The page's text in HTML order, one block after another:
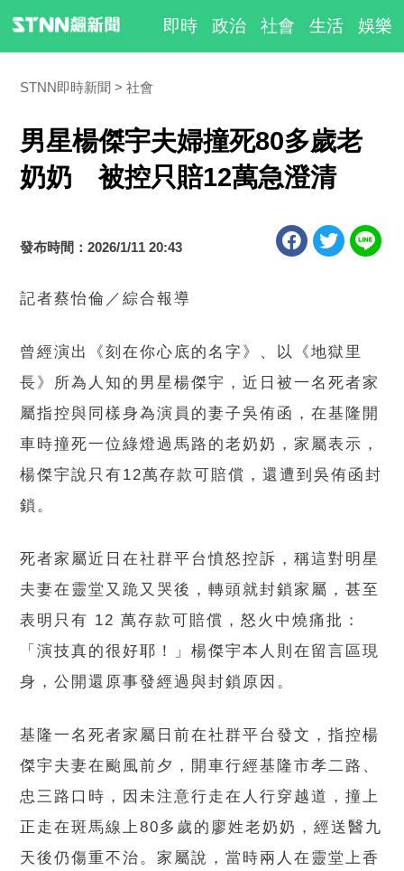
即時 政治 社會 生活 娛樂
STNN即時新聞 社會
男星楊傑宇夫婦撞死80多歲老
奶奶 被控只賠12萬急澄清
發布時間：2026/1/11 20:43
記者蔡怡倫／綜合報導
曾經演出《刻在你心底的名字》、以《地獄里
長》所為人知的男星楊傑宇，近日被一名死者家
屬指控與同樣身為演員的妻子吳侑函，在基隆開
車時撞死一位綠燈過馬路的老奶奶，家屬表示，
楊傑宇說只有12萬存款可賠償，還遭到吳侑函封
鎖。
死者家屬近日在社群平台憤怒控訴，稱這對明星
夫妻在靈堂又跪又哭後，轉頭就封鎖家屬，甚至
表明只有 12 萬存款可賠償，怒火中燒痛批：
「演技真的很好耶！」楊傑宇本人則在留言區現
身，公開還原事發經過與封鎖原因。
基隆一名死者家屬日前在社群平台發文，指控楊
傑宇夫妻在颱風前夕，開車行經基隆市孝二路、
忠三路口時，因未注意行走在人行穿越道，撞上
正走在斑馬線上80多歲的廖姓老奶奶，經送醫九
天後仍傷重不治。家屬說，當時兩人在靈堂上香